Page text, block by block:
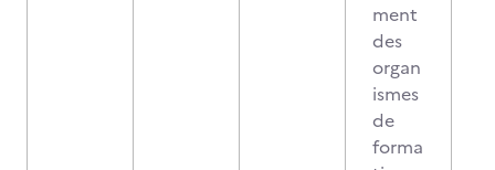
ment
des
organ
ismes
de
forma